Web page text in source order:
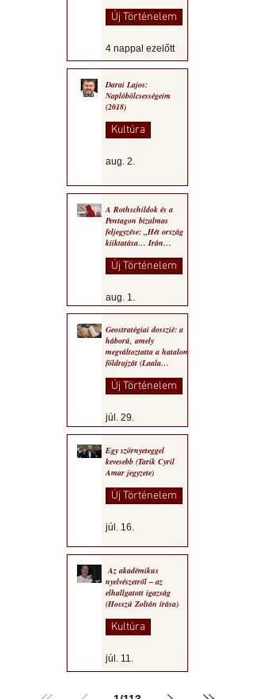
Új Történelem
4 nappal ezelőtt
Darai Lajos:
Naplóbölcsességeim
(2018)
Kultúra
aug. 2.
A Rothschildok és a
Pentagon bizalmas
feljegyzése: „Hét ország
kiiktatása… Irán
Új Történelem
aug. 1.
Geostratégiai dosszié: a
háború, amely
megváltoztatta a hatalom
földrajzát (Laala
Új Történelem
júl. 29.
Egy szörnyeteggel
kevesebb (Tarik Cyril
Amar jegyzete)
Új Történelem
júl. 16.
Az akadémikus
nyelvészetről – az
elhallgatott igazság
(Hosszú Zoltán írása)
Kultúra
júl. 11.